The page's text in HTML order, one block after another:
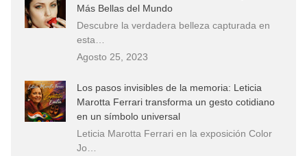
Más Bellas del Mundo
Descubre la verdadera belleza capturada en
esta…
Agosto 25, 2023
Los pasos invisibles de la memoria: Leticia
Marotta Ferrari transforma un gesto cotidiano
en un símbolo universal
Leticia Marotta Ferrari en la exposición Color
Jo…